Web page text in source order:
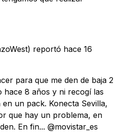
reportó hace 16
para que me den de baja 2
hace 8 años y ni recogí las
un pack. Konecta Sevilla,
que hay un problema, en
En fin... @movistar_es